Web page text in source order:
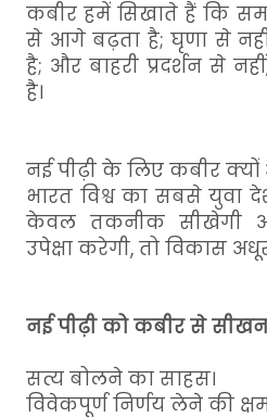
कबीर हमें सिखाते हैं कि
से आगे बढ़ता है; घृणा से
है; और बाहरी प्रदर्शन से
है।
नई पीढ़ी के लिए कबीर
भारत विश्व का सबसे युवा
केवल तकनीक सीखेगी और
उपेक्षा करेगी, तो विकास
नई पीढ़ी को कबीर से
सत्य बोलने का साहस।
विवेकपूर्ण निर्णय लेने की